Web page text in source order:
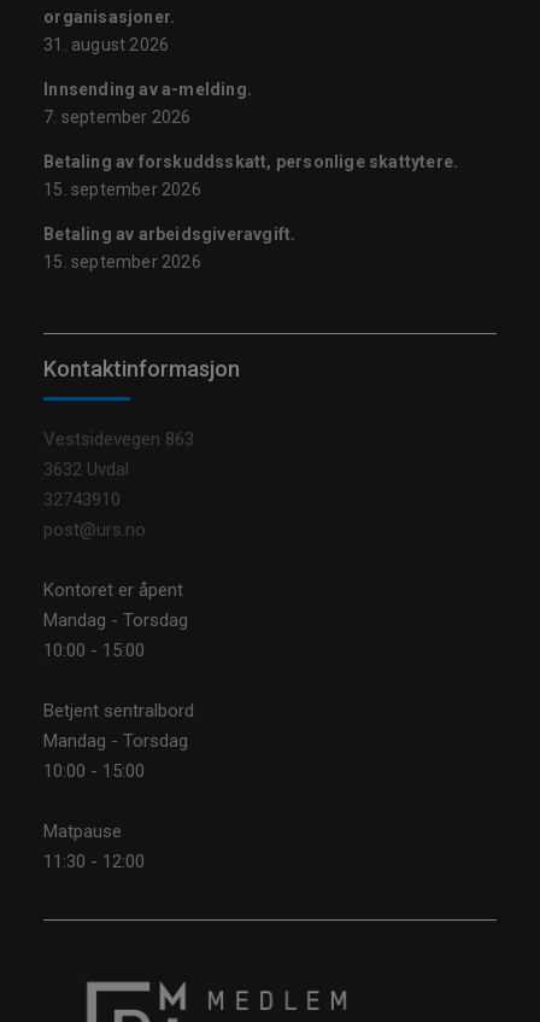
organisasjoner.
31. august 2026
Innsending av a-melding.
7. september 2026
Betaling av forskuddsskatt, personlige skattytere.
15. september 2026
Betaling av arbeidsgiveravgift.
15. september 2026
Kontaktinformasjon
Vestsidevegen 863
3632 Uvdal
32743910
post@urs.no
Kontoret er åpent
Mandag - Torsdag
10:00 - 15:00
Betjent sentralbord
Mandag - Torsdag
10:00 - 15:00
Matpause
11:30 - 12:00